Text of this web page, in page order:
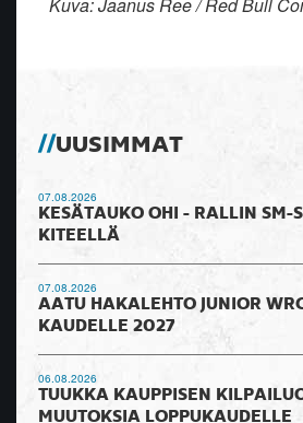
Kuva: Jaanus Ree / Red Bull
UUSIMMAT
07.08.2026
KESÄTAUKO OHI - RALLIN SM-
KITEELLÄ
07.08.2026
AATU HAKALEHTO JUNIOR
KAUDELLE 2027
06.08.2026
TUUKKA KAUPPISEN
MUUTOKSIA LOPPUKAUDELLE